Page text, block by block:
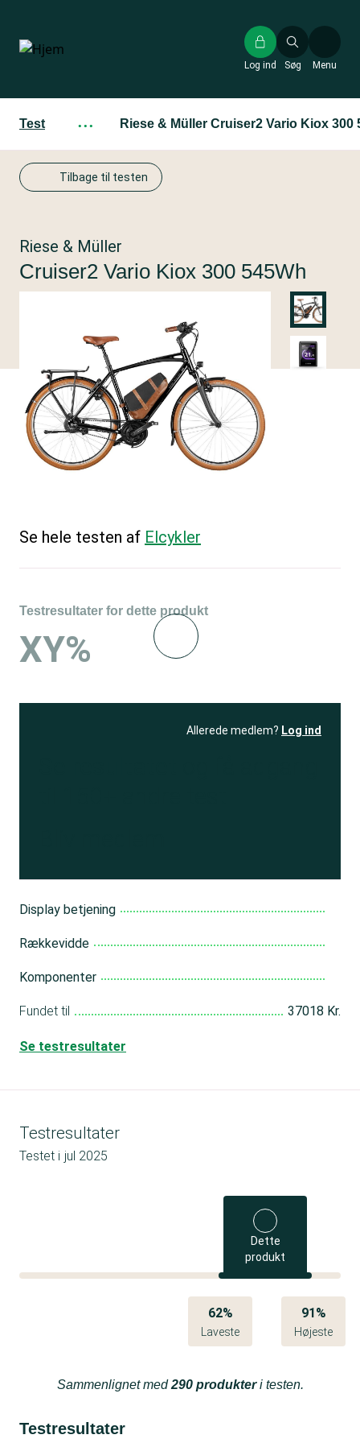
hovedindhold
Søg
Log ind Menu
Test ··· Riese & Müller Cruiser2 Vario Kiox 300
Tilbage til testen
Riese & Müller
Cruiser2 Vario Kiox 300 545Wh
Se hele testen af Elcykler
Testresultater for dette produkt
XY%
Allerede medlem? Log ind
Display betjening
Rækkevidde
Komponenter
Fundet til 37018 Kr.
Se testresultater
Testresultater
Testet i jul 2025
Dette
produkt
62%
Laveste
91%
Højeste
Sammenlignet med290 produkteri testen.
Testresultater